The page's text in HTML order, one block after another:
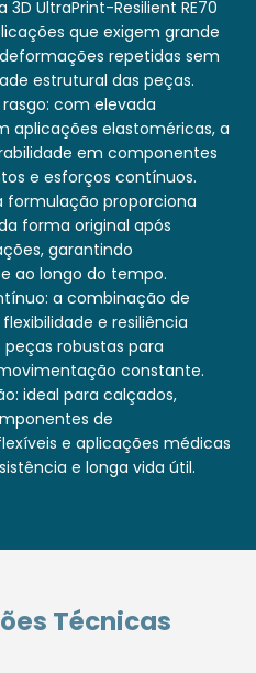
UltraPrint-Resilient RE70
que exigem grande
repetidas sem
estrutural das peças.
com elevada
aplicações elastoméricas, a
em componentes
e esforços contínuos.
formulação proporciona
forma original após
garantindo
ao longo do tempo.
a combinação de
e resiliência
robustas para
constante.
ideal para calçados,
de
e aplicações médicas
e longa vida útil.
Técnicas